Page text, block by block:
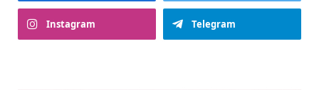
Instagram Telegram